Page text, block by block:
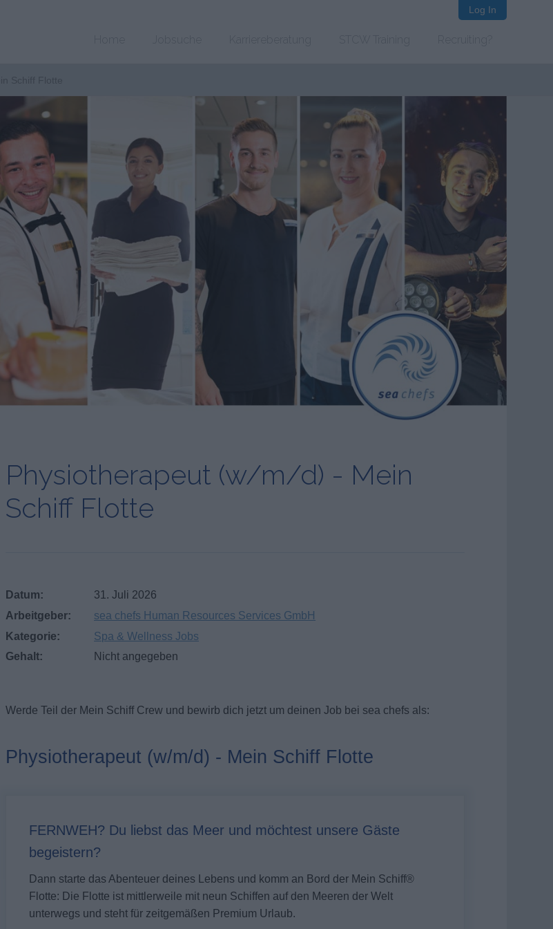
Log In
Physiotherapeut (w/m/d) - Mein
Schiff Flotte
Datum:
31. Juli 2026
Arbeitgeber:
sea chefs Human Resources Services GmbH
Kategorie:
Spa & Wellness Jobs
Gehalt:
Nicht angegeben
Werde Teil der Mein Schiff Crew und bewirb dich jetzt um deinen Job bei sea chefs als:
Physiotherapeut (w/m/d) - Mein Schiff Flotte
FERNWEH? Du liebst das Meer und möchtest unsere Gäste
begeistern?
Dann starte das Abenteuer deines Lebens und komm an Bord der Mein Schiff®
Flotte: Die Flotte ist mittlerweile mit neun Schiffen auf den Meeren der Welt
unterwegs und steht für zeitgemäßen Premium Urlaub.